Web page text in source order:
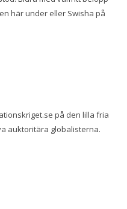
här under eller Swisha på
på den lilla fria
auktoritära globalisterna.